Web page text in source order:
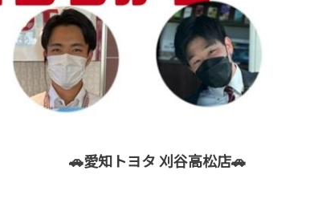
🚗愛知トヨタ 刈谷高松店🚗